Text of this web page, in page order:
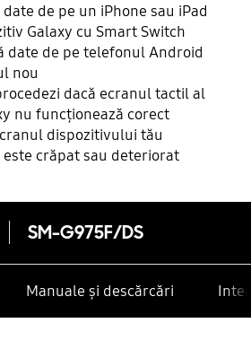
de pe un iPhone sau iPad
Galaxy cu Smart Switch
date de pe telefonul Android
nou
dacă ecranul tactil al
nu funcționează corect
dispozitivului tău
este crăpat sau deteriorat
SM-G975F/DS
Manuale și descărcări